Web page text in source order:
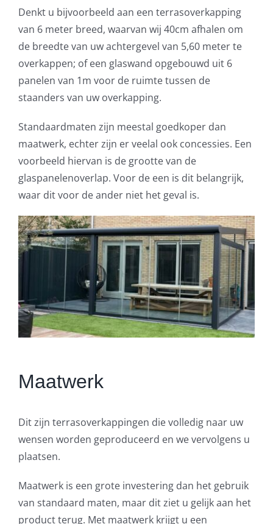
Denkt u bijvoorbeeld aan een terrasoverkapping
van 6 meter breed, waarvan wij 40cm afhalen om
de breedte van uw achtergevel van 5,60 meter te
overkappen; of een glaswand opgebouwd uit 6
panelen van 1m voor de ruimte tussen de
staanders van uw overkapping.
Standaardmaten zijn meestal goedkoper dan
maatwerk, echter zijn er veelal ook concessies. Een
voorbeeld hiervan is de grootte van de
glaspanelenoverlap. Voor de een is dit belangrijk,
waar dit voor de ander niet het geval is.
Maatwerk
Dit zijn terrasoverkappingen die volledig naar uw
wensen worden geproduceerd en we vervolgens u
plaatsen.
Maatwerk is een grote investering dan het gebruik
van standaard maten, maar dit ziet u gelijk aan het
product terug. Met maatwerk krijgt u een